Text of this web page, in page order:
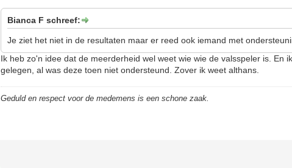
Bianca F schreef:
Je ziet het niet in de resultaten maar er reed ook iemand met
Ik heb zo'n idee dat de meerderheid wel weet wie wie de valsspeler is. En
gelegen, al was deze toen niet ondersteund. Zover ik weet althans.
Geduld en respect voor de medemens is een schone zaak.